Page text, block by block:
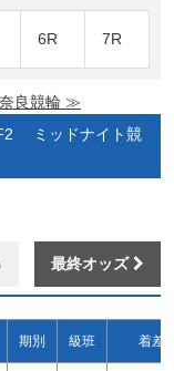
6R 7R
良競輪 ≫
ミッドナイト競
最終オッズ
期別 級班 着差